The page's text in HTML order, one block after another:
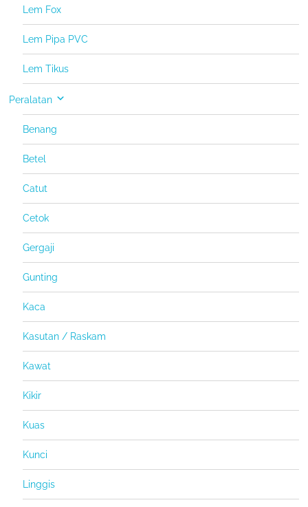
Lem Fox
Lem Pipa PVC
Lem Tikus
Peralatan
Benang
Betel
Catut
Cetok
Gergaji
Gunting
Kaca
Kasutan / Raskam
Kawat
Kikir
Kuas
Kunci
Linggis